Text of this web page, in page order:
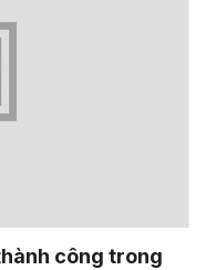
công trong